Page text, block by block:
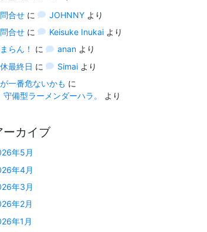
合せ に JOHNNYより
合せ に Keisuke Inukaiより
らん！
に ananより
最終日 に Simaiより
一番危ないかも に
守備型ラーメンダーハラ。
より
ーカイブ
年5月
年4月
年3月
年2月
年1月